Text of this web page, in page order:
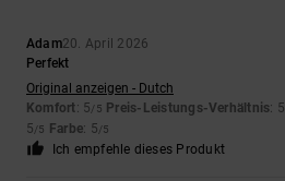
Adam20. April 2026
Perfekt
Original anzeigen - Dutch
Komfort: 5/5 Preis-Leistungs-Verhältnis: 5
5/5 Farbe: 5/5
Ich empfehle dieses Produkt